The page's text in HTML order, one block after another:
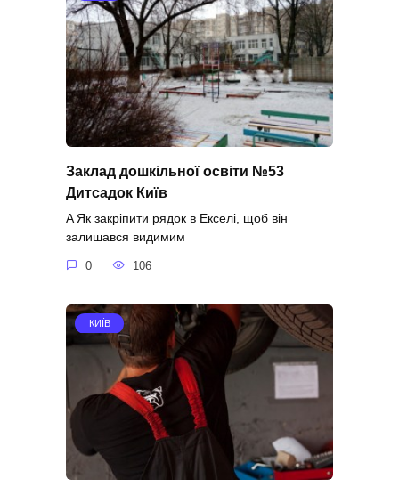
Заклад дошкільної освіти №53
Дитсадок Київ
A Як закріпити рядок в Екселі, щоб він
залишався видимим
0 106
КИЇВ